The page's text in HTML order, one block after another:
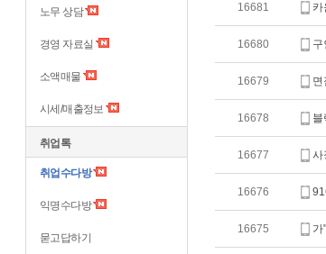
노무 상담
경영 자료실
소액매물
시세/매출정보
취업톡
취업수다방
익명수다방
묻고답하기
16681 카
16680 구
16679 면
16678 블
16677 사
16676
16675 가